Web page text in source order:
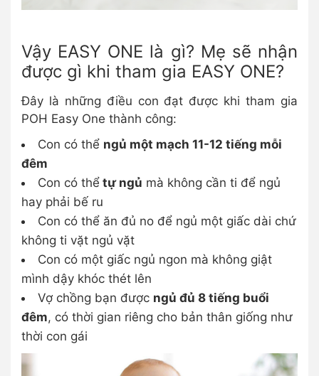
Vậy EASY ONE là gì? Mẹ sẽ nhận
được gì khi tham gia EASY ONE?
Đây là những điều con đạt được khi tham gia
POH Easy One thành công:
Con có thể ngủ một mạch 11-12 tiếng mỗi
đêm
Con có thể tự ngủ mà không cần ti để ngủ
hay phải bế ru
Con có thể ăn đủ no để ngủ một giấc dài chứ
không ti vặt ngủ vặt
Con có một giấc ngủ ngon mà không giật
mình dậy khóc thét lên
Vợ chồng bạn được ngủ đủ 8 tiếng buổi
đêm, có thời gian riêng cho bản thân giống như
thời con gái